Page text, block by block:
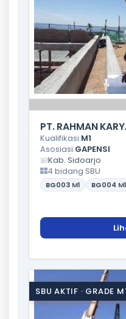
PT. RAHMAN
Kualifikasi:M1
Asosiasi:GAPENSI
Kab. Sidoarjo
4 bidang SBU
BG003 M1 BG004 M1
SBU AKTIF · GRADE